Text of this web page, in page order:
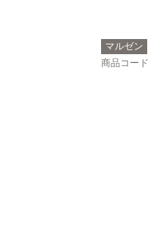
マルゼン
商品コード